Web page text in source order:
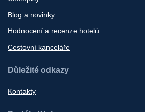
Blog a novinky
Hodnocení a recenze hotelů
Cestovní kanceláře
Důležité odkazy
Kontakty